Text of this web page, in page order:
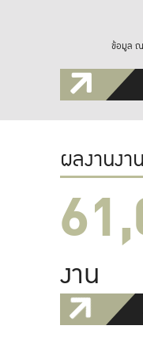
ข้อมูล
ผลงานง
งาน